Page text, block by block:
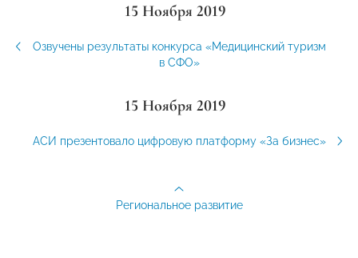
15 Ноября 2019
Озвучены результаты конкурса «Медицинский туризм
в СФО»
15 Ноября 2019
АСИ презентовало цифровую платформу «За бизнес»
Региональное развитие